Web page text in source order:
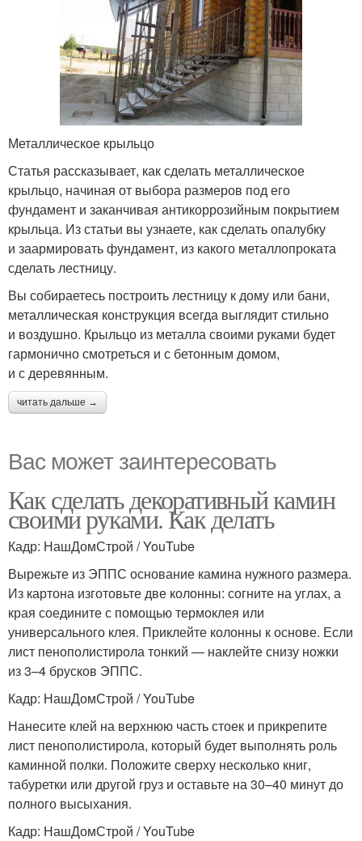
Металлическое крыльцо
Статья рассказывает, как сделать металлическое
крыльцо, начиная от выбора размеров под его
фундамент и заканчивая антикоррозийным покрытием
крыльца. Из статьи вы узнаете, как сделать опалубку
и заармировать фундамент, из какого металлопроката
сделать лестницу.
Вы собираетесь построить лестницу к дому или бани,
металлическая конструкция всегда выглядит стильно
и воздушно. Крыльцо из металла своими руками будет
гармонично смотреться и с бетонным домом,
и с деревянным.
читать дальше →
Вас может заинтересовать
Как сделать декоративный камин
своими руками. Как делать
Кадр: НашДомСтрой / YouTube
Вырежьте из ЭППС основание камина нужного размера.
Из картона изготовьте две колонны: согните на углах, а
края соедините с помощью термоклея или
универсального клея. Приклейте колонны к основе. Если
лист пенополистирола тонкий — наклейте снизу ножки
из 3–4 брусков ЭППС.
Кадр: НашДомСтрой / YouTube
Нанесите клей на верхнюю часть стоек и прикрепите
лист пенополистирола, который будет выполнять роль
каминной полки. Положите сверху несколько книг,
табуретки или другой груз и оставьте на 30–40 минут до
полного высыхания.
Кадр: НашДомСтрой / YouTube